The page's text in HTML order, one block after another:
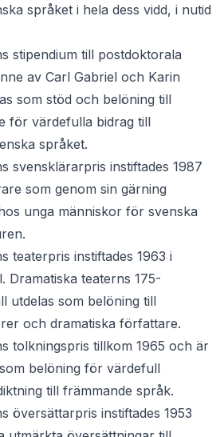
språket i hela dess vidd, i nutid
stipendium till postdoktorala
av Carl Gabriel och Karin
som stöd och belöning till
för värdefulla bidrag till
språket.
svensklärarpris instiftades 1987
som genom sin gärning
unga människor för svenska
teaterpris instiftades 1963 i
Dramatiska teaterns 175-
utdelas som belöning till
och dramatiska författare.
tolkningspris tillkom 1965 och är
belöning för värdefull
till främmande språk.
översättarpris instiftades 1953